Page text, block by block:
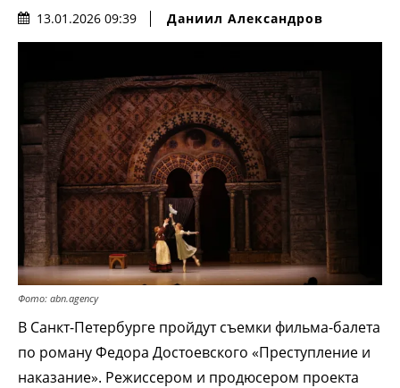
13.01.2026 09:39 Даниил Александров
Фото: abn.agency
В Санкт-Петербурге пройдут съемки фильма-балета
по роману Федора Достоевского «Преступление и
наказание». Режиссером и продюсером проекта